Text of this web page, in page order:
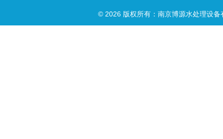
© 2026 版权所有：南京博源水处理设